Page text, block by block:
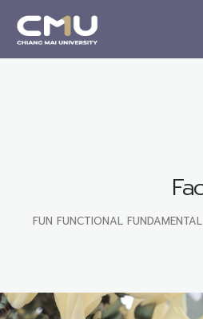
FUN FUNCTIONAL